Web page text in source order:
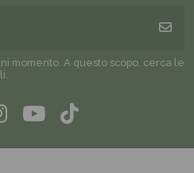
momento. A questo scopo, cerca le